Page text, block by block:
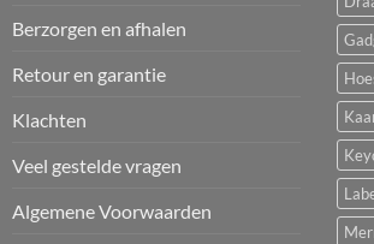
Berzorgen en afhalen
Retour en garantie
Klachten
Veel gestelde vragen
Algemene Voorwaarden